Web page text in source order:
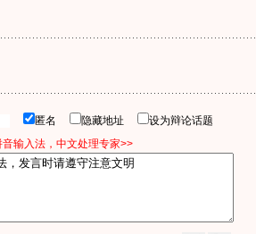
匿名 隐藏地址
设为辩论话题
输入法，中文处理专家>>